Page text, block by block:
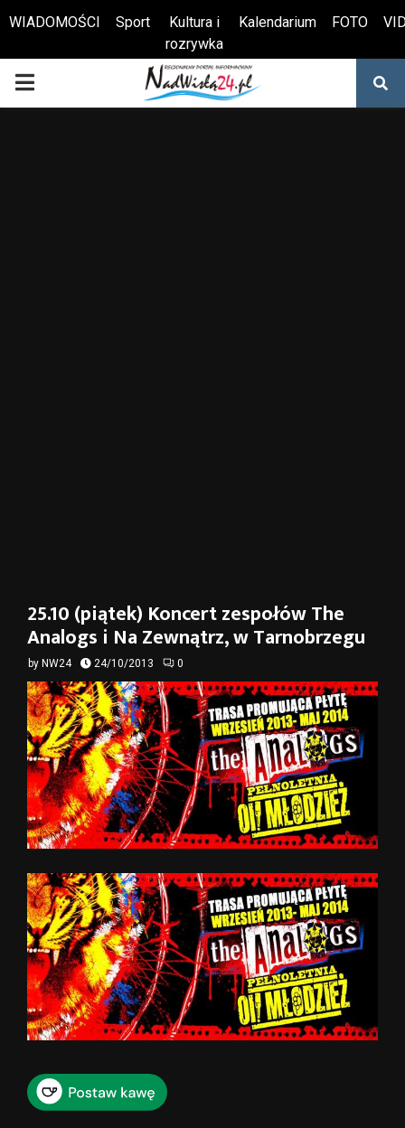
Otwórz pasek narzędzi
WIADOMOŚCI Sport
Kultura i
rozrywka
Kalendarium FOTO
PRIMARY
25.10 (piątek) Koncert zespołów The
Analogs i Na Zewnątrz, w Tarnobrzegu
by NW24 24/10/2013 0